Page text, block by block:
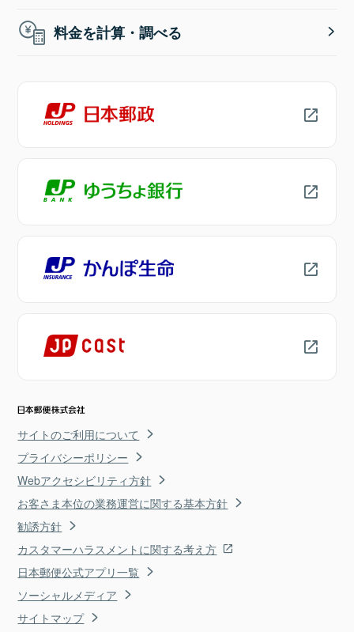
料金を計算・調べる
サイトのご利用について
プライバシーポリシー
Webアクセシビリティ方針
お客さま本位の業務運営に関する基本方針
勧誘方針
カスタマーハラスメントに関する考え方
日本郵便公式アプリ一覧
ソーシャルメディア
サイトマップ